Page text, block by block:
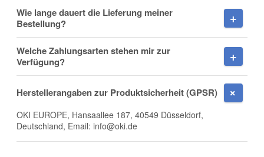
Firma
Wie lange dauert die Lieferung meiner
Bestellung?
Welche Zahlungsarten stehen mir zur
Verfügung?
Herstellerangaben zur Produktsicherheit (GPSR)
OKI EUROPE, Hansaallee 187, 40549 Düsseldorf,
Deutschland, Email: info@oki.de